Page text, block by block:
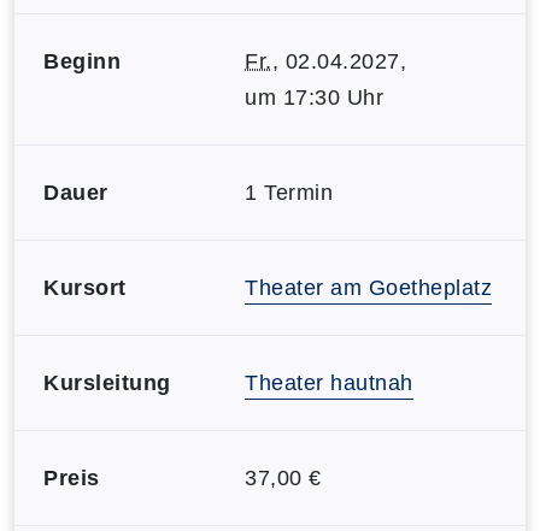
Beginn Fr., 02.04.2027,
um 17:30 Uhr
Dauer 1 Termin
Kursort Theater am Goetheplatz
Kursleitung Theater hautnah
Preis 37,00 €